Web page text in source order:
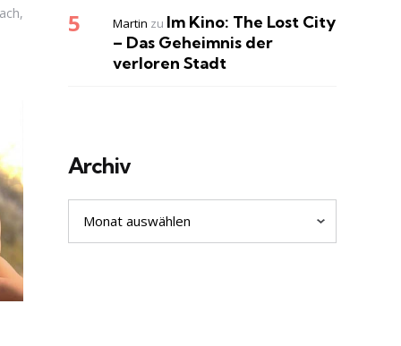
Martin zu Im Kino: The Lost City
– Das Geheimnis der
verloren Stadt
Archiv